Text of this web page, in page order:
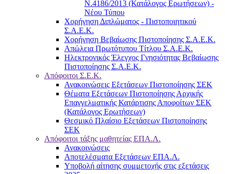
Ν.4186/2013 (Κατάλογος Ερωτήσεων) -
Νέου Τύπου
Χορήγηση Διπλώματος - Πιστοποιητικού
Σ.Α.Ε.Κ.
Χορήγηση Βεβαίωσης Πιστοποίησης Σ.Α.Ε.Κ.
Απώλεια Πρωτότυπου Τίτλου Σ.Α.Ε.Κ.
Ηλεκτρονικός Έλεγχος Γνησιότητας Βεβαίωσης
Πιστοποίησης Σ.Α.Ε.Κ.
Απόφοιτοι Σ.Ε.Κ.
Ανακοινώσεις Εξετάσεων Πιστοποίησης ΣΕΚ
Θέματα Εξετάσεων Πιστοποίησης Αρχικής
Επαγγελματικής Κατάρτισης Αποφοίτων ΣΕΚ
(Κατάλογος Ερωτήσεων)
Θεσμικό Πλαίσιο Εξετάσεων Πιστοποίησης
ΣΕΚ
Απόφοιτοι τάξης μαθητείας ΕΠΑ.Λ.
Ανακοινώσεις
Αποτελέσματα Εξετάσεων ΕΠΑ.Λ.
Υποβολή αίτησης συμμετοχής στις εξετάσεις